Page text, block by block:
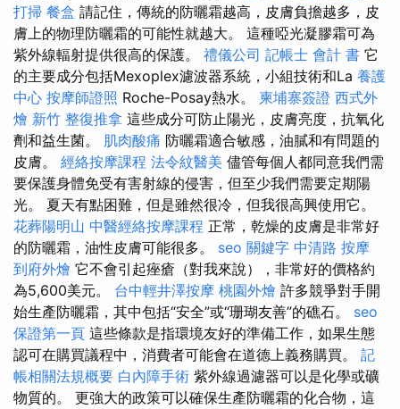
打掃 餐盒 請記住，傳統的防曬霜越高，皮膚負擔越多，皮
膚上的物理防曬霜的可能性就越大。 這種啞光凝膠霜可為
紫外線輻射提供很高的保護。 禮儀公司 記帳士 會計 書 它
的主要成分包括Mexoplex濾波器系統，小組技術和La 養護
中心 按摩師證照 Roche-Posay熱水。 柬埔寨簽證 西式外
燴 新竹 整復推拿 這些成分可防止陽光，皮膚亮度，抗氧化
劑和益生菌。 肌肉酸痛 防曬霜適合敏感，油膩和有問題的
皮膚。 經絡按摩課程 法令紋醫美 儘管每個人都同意我們需
要保護身體免受有害射線的侵害，但至少我們需要定期陽
光。 夏天有點困難，但是雖然很冷，但我很高興使用它。
花葬陽明山 中醫經絡按摩課程 正常，乾燥的皮膚是非常好
的防曬霜，油性皮膚可能很多。 seo 關鍵字 中清路 按摩
到府外燴 它不會引起痤瘡（對我來說），非常好的價格約
為5,600美元。 台中輕井澤按摩 桃園外燴 許多競爭對手開
始生產防曬霜，其中包括“安全”或“珊瑚友善”的礁石。 seo
保證第一頁 這些條款是指環境友好的準備工作，如果生態
認可在購買議程中，消費者可能會在道德上義務購買。 記
帳相關法規概要 白內障手術 紫外線過濾器可以是化學或礦
物質的。 更強大的政策可以確保生產防曬霜的化合物，這